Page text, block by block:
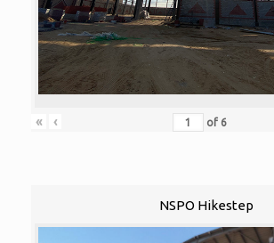
« ‹ of 6
NSPO Hikestep